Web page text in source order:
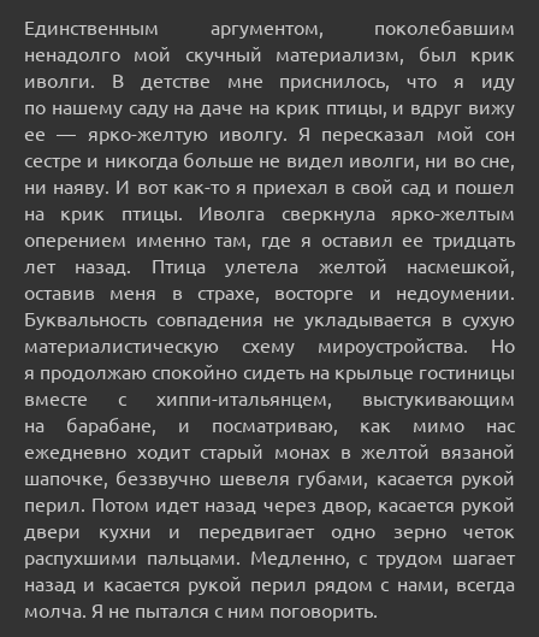
Единственным аргументом, поколебавшим
ненадолго мой скучный материализм, был крик
иволги. В детстве мне приснилось, что я иду
по нашему саду на даче на крик птицы, и вдруг вижу
ее — ярко-желтую иволгу. Я пересказал мой сон
сестре и никогда больше не видел иволги, ни во сне,
ни наяву. И вот как-то я приехал в свой сад и пошел
на крик птицы. Иволга сверкнула ярко-желтым
оперением именно там, где я оставил ее тридцать
лет назад. Птица улетела желтой насмешкой,
оставив меня в страхе, восторге и недоумении.
Буквальность совпадения не укладывается в сухую
материалистическую схему мироустройства. Но
я продолжаю спокойно сидеть на крыльце гостиницы
вместе с хиппи-итальянцем, выстукивающим
на барабане, и посматриваю, как мимо нас
ежедневно ходит старый монах в желтой вязаной
шапочке, беззвучно шевеля губами, касается рукой
перил. Потом идет назад через двор, касается рукой
двери кухни и передвигает одно зерно четок
распухшими пальцами. Медленно, с трудом шагает
назад и касается рукой перил рядом с нами, всегда
молча. Я не пытался с ним поговорить.